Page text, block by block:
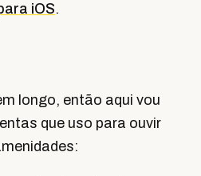
iOS.
longo, então aqui vou
que uso para ouvir